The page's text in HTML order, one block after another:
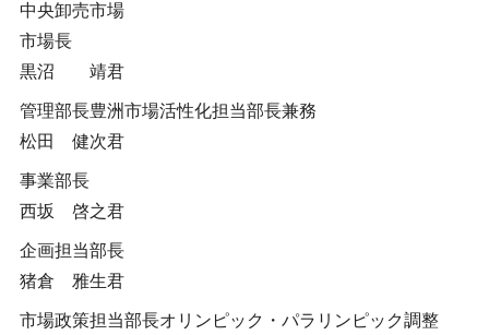
中央卸売市場
市場長
黒沼 靖君
管理部長豊洲市場活性化担当部長兼務
松田 健次君
事業部長
西坂 啓之君
企画担当部長
猪倉 雅生君
市場政策担当部長オリンピック・パラリンピック調整